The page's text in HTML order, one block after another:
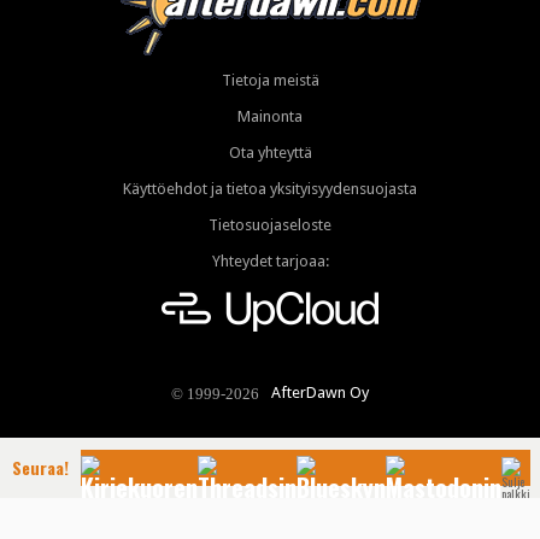
Tietoja meistä
Mainonta
Ota yhteyttä
Käyttöehdot ja tietoa yksityisyydensuojasta
Tietosuojaseloste
Yhteydet tarjoaa:
© 1999-2026 AfterDawn Oy
Seuraa!